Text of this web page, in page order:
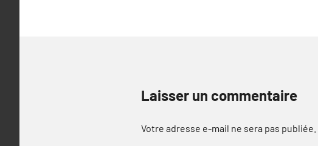
Laisser un commentaire
Votre adresse e-mail ne sera pas publiée.